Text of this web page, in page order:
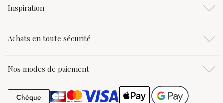
Inspiration
Achats en toute sécurité
Nos modes de paiement
Chèque Chèque